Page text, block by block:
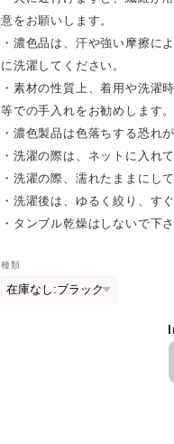
意をお願いします。
・濃色品は、汗や強い摩擦に
に洗濯してください。
・素材の性質上、着用や洗濯
等での手入れをお勧めします。
・濃色製品は色落ちする恐れ
・洗濯の際は、ネットに入れ
・洗濯の際、濡れたままにし
・洗濯後は、ゆるく絞り、す
・タンブル乾燥はしないで下さ
種類